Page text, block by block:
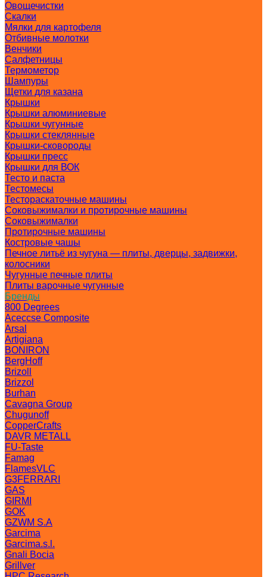
Овощечистки
Скалки
Мялки для картофеля
Отбивные молотки
Венчики
Салфетницы
Термометор
Шампуры
Щетки для казана
Крышки
Крышки алюминиевые
Крышки чугунные
Крышки стеклянные
Крышки-сковороды
Крышки пресс
Крышки для ВОК
Тесто и паста
Тестомесы
Тестораскаточные машины
Соковыжималки и протирочные машины
Соковыжималки
Протирочные машины
Костровые чашы
Печное литьё из чугуна — плиты, дверцы, задвижки,
колосники
Чугунные печные плиты
Плиты варочные чугунные
Бренды
800 Degrees
Aceccse Composite
Arsal
Artigiana
BONIRON
BergHoff
Brizoll
Brizzol
Burhan
Cavagna Group
Chugunoff
CopperCrafts
DAVR METALL
FU-Taste
Famag
FlamesVLC
G3FERRARI
GAS
GIRMI
GOK
GZWM S.A
Garcima
Garcima.s.l.
Gnali Bocia
Grillver